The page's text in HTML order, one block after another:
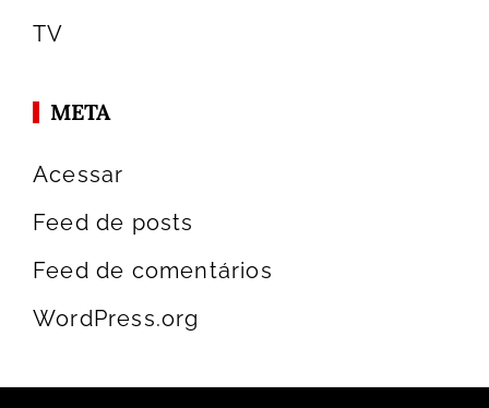
TV
META
Acessar
Feed de posts
Feed de comentários
WordPress.org